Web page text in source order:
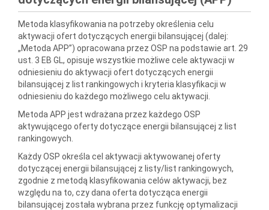
Metoda klasyfikowania na potrzeby określenia celu
aktywacji ofert dotyczących energii bilansującej (dalej:
„Metoda APP”) opracowana przez OSP na podstawie art. 29
ust. 3 EB GL, opisuje wszystkie możliwe cele aktywacji w
odniesieniu do aktywacji ofert dotyczących energii
bilansującej z list rankingowych i kryteria klasyfikacji w
odniesieniu do każdego możliwego celu aktywacji.
Metoda APP jest wdrażana przez każdego OSP
aktywującego oferty dotyczące energii bilansującej z list
rankingowych.
Każdy OSP określa cel aktywacji aktywowanej oferty
dotyczącej energii bilansującej z listy/list rankingowych,
zgodnie z metodą klasyfikowania celów aktywacji, bez
względu na to, czy dana oferta dotycząca energii
bilansującej została wybrana przez funkcję optymalizacji